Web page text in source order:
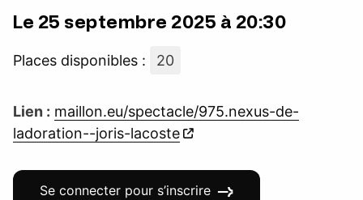
Le 25 septembre 2025 à 20:30
Places disponibles : 20
Lien : maillon.eu/spectacle/975.nexus-de-
ladoration--joris-lacoste
Se connecter pour s’inscrire